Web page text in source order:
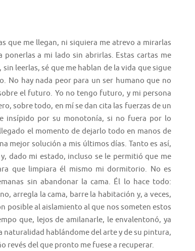
que me llegan, ni siquiera me atrevo a mirarlas
a mi lado sin abrirlas. Estas cartas me
leerlas, sé que me hablan de la vida que sigue
No hay nada peor para un ser humano que no
el futuro. Yo no tengo futuro, y mi persona
sobre todo, en mí se dan cita las fuerzas de un
insípido por su monotonía, si no fuera por lo
el momento de dejarlo todo en manos de
mejor solución a mis últimos días. Tanto es así,
dado mi estado, incluso se le permitió que me
que limpiara él mismo mi dormitorio. No es
sin abandonar la cama. Él lo hace todo:
arregla la cama, barre la habitación y, a veces,
posible al aislamiento al que nos someten estos
que, lejos de amilanarle, le envalentonó, ya
naturalidad hablándome del arte y de su pintura,
revés del que pronto me fuese a recuperar.